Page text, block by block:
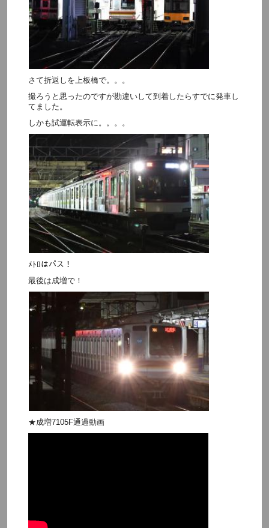
さて折返しを上板橋で。。。
撮ろうと思ったのですが勘違いして到着したらすでに発車し
てました。
しかも試運転表示に。。。。
ﾒﾄﾛはパス！
最後は成増で！
★成増7105F通過動画